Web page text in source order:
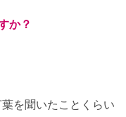
か？
を聞いたことくらい